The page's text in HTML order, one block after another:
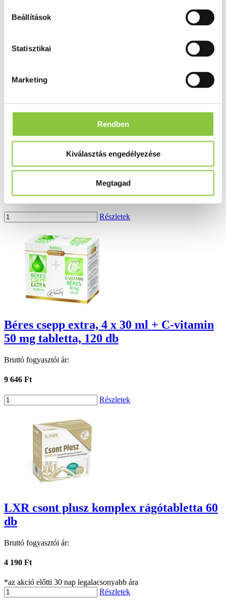
Beállítások
Statisztikai
Marketing
Rendben
Kiválasztás engedélyezése
Megtagad
Ezek is érdekelhetik Önt
Accu-chek Active vércukorszintmérő
6 905 Ft
Részletek
Béres csepp extra, 4 x 30 ml + C-vitamin
50 mg tabletta, 120 db
Bruttó fogyasztói ár:
9 646 Ft
Részletek
LXR csont plusz komplex rágótabletta 60
db
Bruttó fogyasztói ár:
4 190 Ft
*az akció előtti 30 nap legalacsonyabb ára
Részletek